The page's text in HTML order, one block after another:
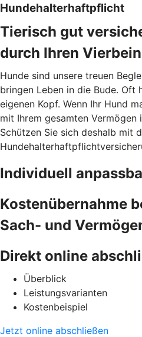
Hundehalterhaftpflicht
Tierisch gut
durch Ihren
Hunde sind unsere treuen
bringen Leben in die Bude. Oft
eigenen Kopf. Wenn Ihr Hund
mit Ihrem gesamten Vermögen
Schützen Sie sich deshalb mit
Individuell
Kostenübernahme
Sach- und
Direkt online
Überblick
Leistungsvarianten
Kostenbeispiel
Jetzt online abschließen